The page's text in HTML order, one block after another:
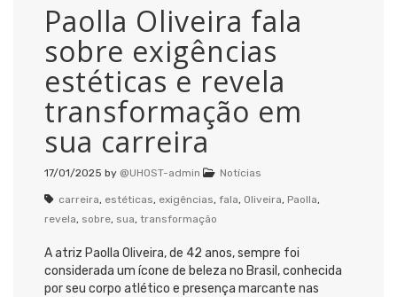
Paolla Oliveira fala
sobre exigências
estéticas e revela
transformação em
sua carreira
17/01/2025 by @UHOST-admin Notícias
carreira, estéticas, exigências, fala, Oliveira, Paolla,
revela, sobre, sua, transformação
A atriz Paolla Oliveira, de 42 anos, sempre foi
considerada um ícone de beleza no Brasil, conhecida
por seu corpo atlético e presença marcante nas